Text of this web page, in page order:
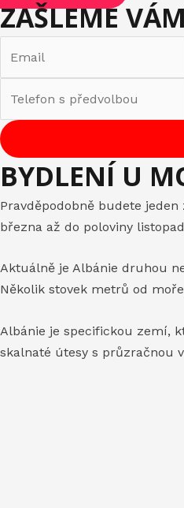
ZAŠLEME
BYDLENÍ U
Pravděpodobně budete
března až do poloviny
Aktuálně je Albánie druhou
Několik stovek metrů od
Albánie je specifickou zemí,
skalnaté útesy s průzračnou